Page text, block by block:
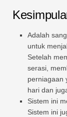
Adalah
untuk
Setelah
serasi,
perniagaan
hari dan
Sistem ini
Sistem ini